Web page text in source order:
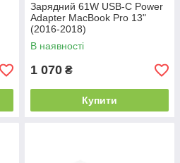
Зарядний 61W USB-C Power
Adapter MacBook Pro 13"
(2016-2018)
В наявності
1 070 ₴
Купити